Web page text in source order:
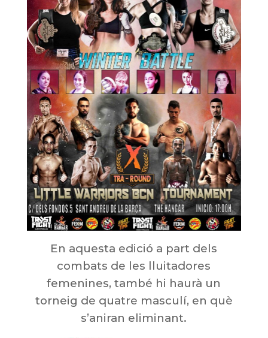
En aquesta edició a part dels
combats de les lluitadores
femenines, també hi haurà un
torneig de quatre masculí, en què
s’aniran eliminant.